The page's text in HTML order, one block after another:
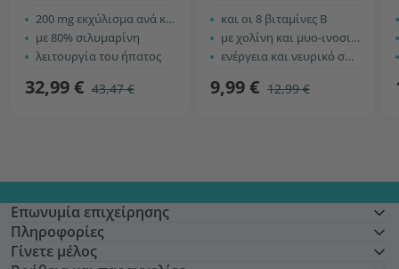
200 mg εκχύλισμα ανά κάψουλα
με 80% σιλυμαρίνη
λειτουργία του ήπατος
32,99 € 43,47 €
και οι 8 βιταμίνες Β
με χολίνη και μυο-ινοσιτόλη
ενέργεια και νευρικό σύστημα
9,99 € 12,99 €
Επωνυμία επιχείρησης
Πληροφορίες
Γίνετε μέλος